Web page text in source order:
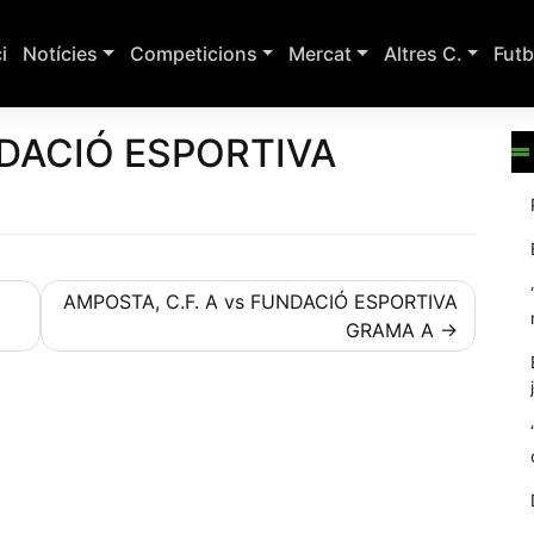
Notícies Competicions Mercat Altres C.
ESPORTIVA
AMPOSTA, C.F. A vs FUNDACIÓ ESPORTIVA
GRAMA A